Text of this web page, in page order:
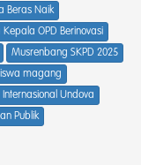
Beras Naik
Kepala OPD Berinovasi
Musrenbang SKPD 2025
magang
Internasional Undova
Publik